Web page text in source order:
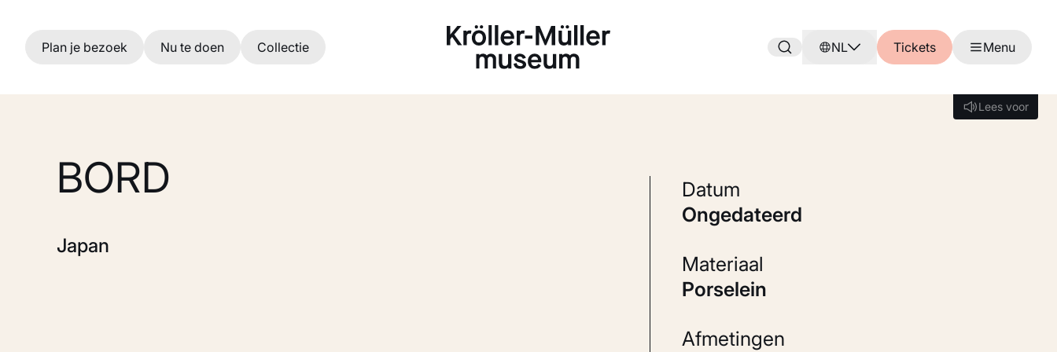
Ga naar hoofdinhoud
Plan je bezoek Nu te doen Collectie NL Tickets Menu
Lees voor
Lees voor
BORD
Japan
Datum
ongedateerd
Materiaal
Porselein
Afmetingen